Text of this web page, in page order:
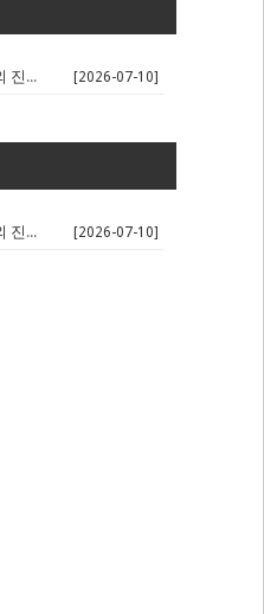
🌍 경기 AI 스타트업 해외 진출 판... [2026-07-10]
🌍 경기 AI 스타트업 해외 진출 판... [2026-07-10]